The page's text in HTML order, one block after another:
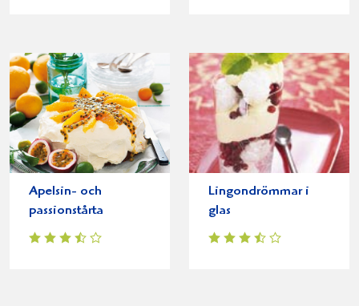
Apelsin- och
passionstårta
Lingondrömmar i
glas